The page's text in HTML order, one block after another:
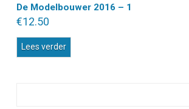
De Modelbouwer 2016 – 1
€12.50
Lees verder